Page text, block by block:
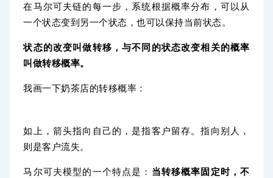
在马尔可夫链的每一步，系统根据概率分布，可以从
一个状态变到另一个状态，也可以保持当前状态。
状态的改变叫做转移，与不同的状态改变相关的概率
叫做转移概率。
我画一下奶茶店的转移概率：
如上，箭头指向自己的，是指客户留存。指向别人，
则是客户流失。
马尔可夫模型的一个特点是： 当转移概率固定时，不